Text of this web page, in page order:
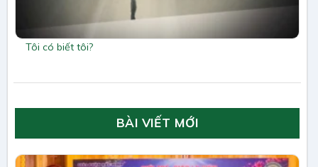
Tôi có biết tôi?
BÀI VIẾT MỚI